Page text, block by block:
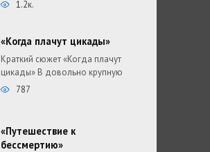
1.2к.
«Когда плачут цикады»
Краткий сюжет «Когда плачут
цикады» В довольно крупную
787
«Путешествие к
бессмертию»